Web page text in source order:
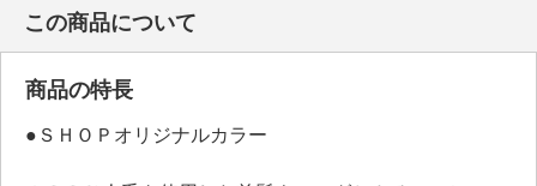
この商品について
商品の特長
●ＳＨＯＰオリジナルカラー